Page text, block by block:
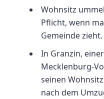
Wohnsitz
Pflicht, wenn
Gemeinde zieht.
In Granzin,
Mecklenburg-
seinen
nach dem